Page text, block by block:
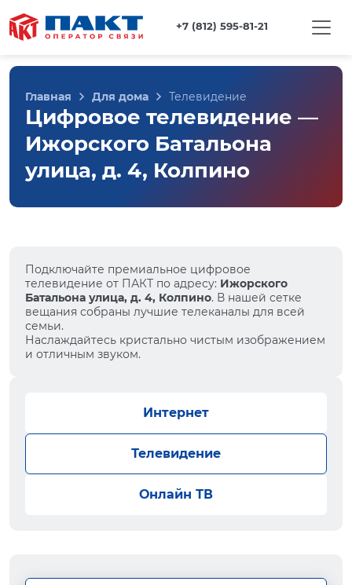
+7 (812) 595-81-21
Главная Для дома Телевидение
Цифровое телевидение —
Ижорского Батальона
улица, д. 4, Колпино
Подключайте премиальное цифровое
телевидение от ПАКТ по адресу: Ижорского
Батальона улица, д. 4, Колпино. В нашей сетке
вещания собраны лучшие телеканалы для всей
семьи.
Наслаждайтесь кристально чистым изображением
и отличным звуком.
Интернет
Телевидение
Онлайн ТВ